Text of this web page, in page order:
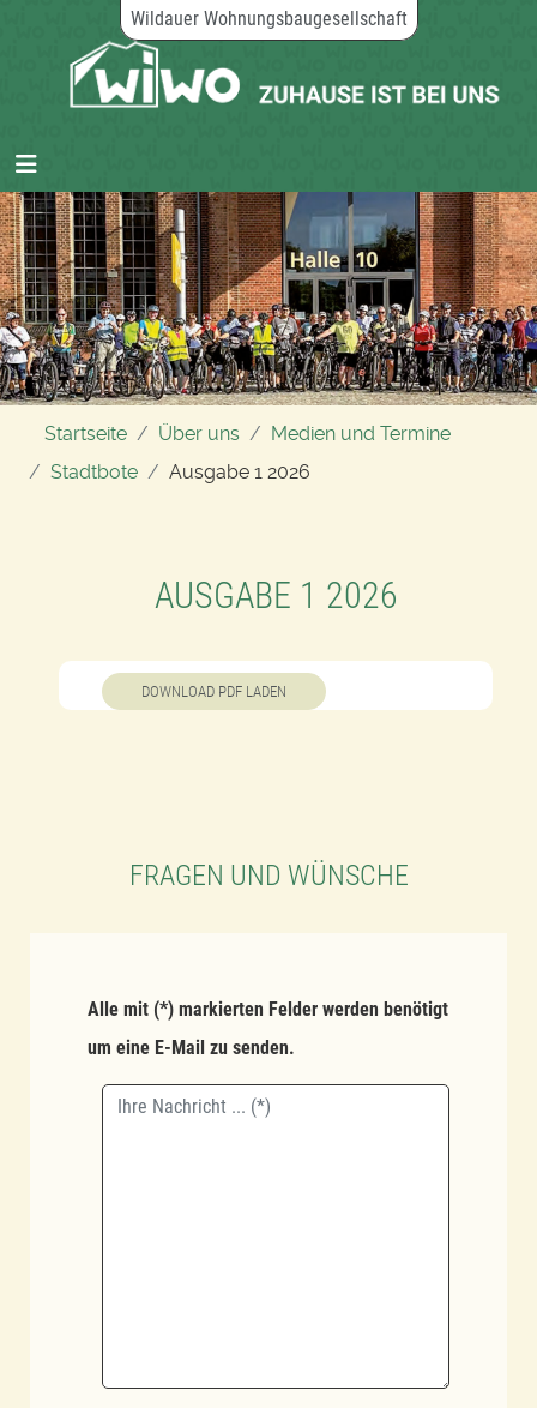
Wildauer Wohnungsbaugesellschaft
Startseite Über uns
Medien und Termine
Stadtbote
Ausgabe 1 2026
AUSGABE 1 2026
DOWNLOAD PDF LADEN
FRAGEN UND WÜNSCHE
Alle mit (*) markierten Felder werden benötigt
um eine E-Mail zu senden.